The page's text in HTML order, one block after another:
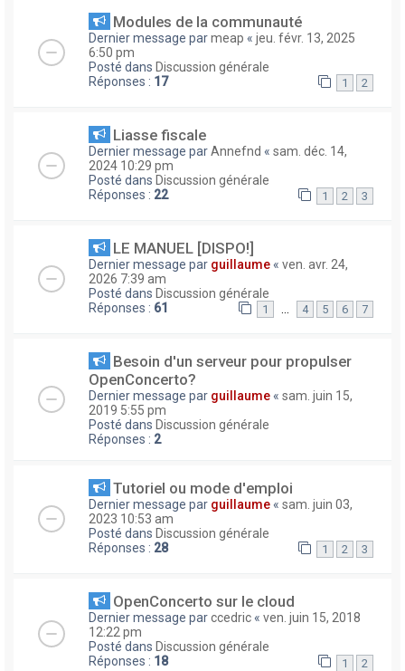
Modules de la communauté
Dernier message parmeap « jeu. févr. 13, 2025
6:50 pm
Posté dans Discussion générale
Réponses : 17 1 2
Liasse fiscale
Dernier message parAnnefnd « sam. déc. 14,
2024 10:29 pm
Posté dans Discussion générale
Réponses : 22 1 2 3
LE MANUEL [DISPO!]
Dernier message par guillaume « ven. avr. 24,
2026 7:39 am
Posté dans Discussion générale
Réponses : 61 1 … 4 5 6 7
Besoin d'un serveur pour propulser
OpenConcerto?
Dernier message par guillaume « sam. juin 15,
2019 5:55 pm
Posté dans Discussion générale
Réponses : 2
Tutoriel ou mode d'emploi
Dernier message par guillaume « sam. juin 03,
2023 10:53 am
Posté dans Discussion générale
Réponses : 28 1 2 3
OpenConcerto sur le cloud
Dernier message parccedric « ven. juin 15, 2018
12:22 pm
Posté dans Discussion générale
Réponses : 18 1 2